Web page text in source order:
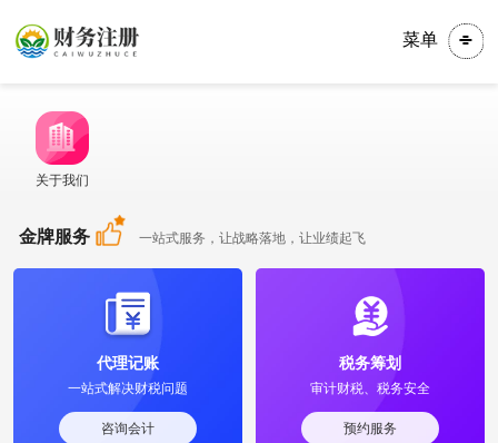
菜单
关于我们
金牌服务 一站式服务，让战略落地，让业绩起飞
税务筹划
审计财税、税务安全
预约服务
商标知产
准确核对，快速注册
预约服务